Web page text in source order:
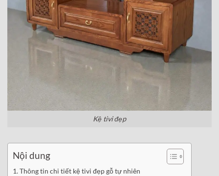
Kệ tivi đẹp
Nội dung
Thông tin chi tiết kệ tivi đẹp gỗ tự nhiên